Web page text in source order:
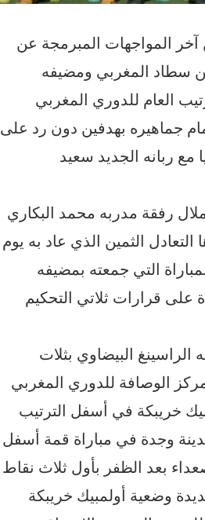
الستار مساء هذا اليوم 03 نونبر 2024 عن آخر المواجهات المبرمجة عن
سطاد المغربي ومضيفه
العام للدوري المغربي
جماهيره بهدفين دون رد على
مع ربانه الجديد سعيد
رفقة مدربه محمد البكاري
التعادل الثمين الذي عاد به يوم
التي جمعته بمضيفه
على قرارات ثلاتي التحكيم
البيضاوي بثلات
الوصافة للدوري المغربي
خريبكة في أسفل الترتيب
وجدة في مباراة قمة أسفل
بعد الظفر بأول ثلاث نقاط
وضعية أولمبيك خريبكة